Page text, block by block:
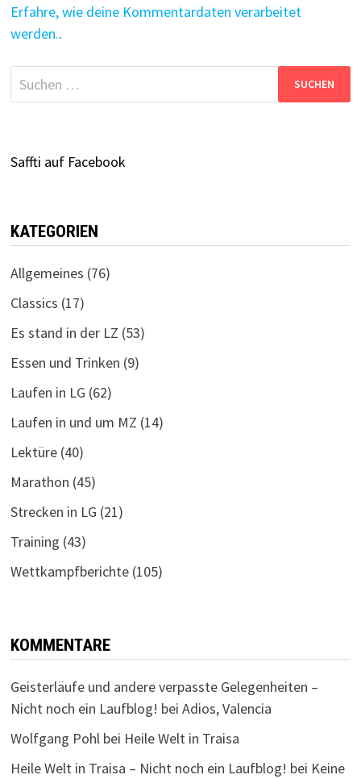
Erfahre, wie deine Kommentardaten verarbeitet
werden..
Suchen
nach:
Saffti auf Facebook
KATEGORIEN
Allgemeines (76)
Classics (17)
Es stand in der LZ (53)
Essen und Trinken (9)
Laufen in LG (62)
Laufen in und um MZ (14)
Lektüre(40)
Marathon (45)
Strecken in LG (21)
Training (43)
Wettkampfberichte(105)
KOMMENTARE
Geisterläufe und andere verpasste Gelegenheiten –
Nicht noch ein Laufblog! bei Adios, Valencia
Wolfgang Pohlbei Heile Welt in Traisa
Heile Welt in Traisa – Nicht noch ein Laufblog! bei Keine